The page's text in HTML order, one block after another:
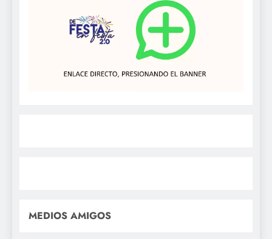
MEDIOS AMIGOS